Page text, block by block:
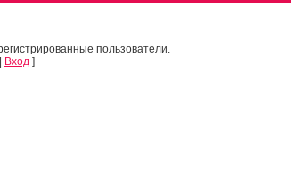
пользователи.
Вход ]